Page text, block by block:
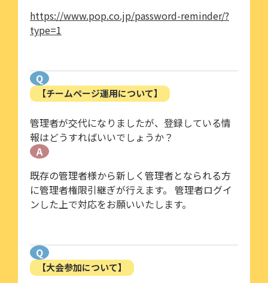
https://www.pop.co.jp/password-reminder/?
type=1
Q
【チームページ運用について】
管理者が交代になりましたが、登録している情
報はどうすればいいでしょうか？
A
既存の管理者様から新しく管理者となられる方
に管理者権限引継ぎが行えます。 管理者ログイ
ンした上で対応をお願いいたします。
Q
【大会参加について】